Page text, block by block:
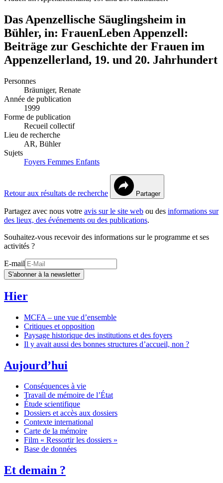
Das Apenzellische Säuglingsheim in
Bühler, in: FrauenLeben Appenzell:
Beiträge zur Geschichte der Frauen im
Appenzellerland, 19. und 20. Jahrhundert
Personnes
Bräuniger, Renate
Année de publication
1999
Forme de publication
Recueil collectif
Lieu de recherche
AR, Bühler
Sujets
Foyers Femmes Enfants
Retour aux résultats de recherche Partager
Partagez avec nous votre avis sur le site web ou des informations sur
des lieux, des événements ou des publications.
Souhaitez-vous recevoir des informations sur le programme et ses
activités ?
E-mail
S'abonner à la newsletter
Hier
MCFA – une vue d’ensemble
Critiques et opposition
Paysage historique des institutions et des foyers
Il y avait aussi des bonnes structures d’accueil, non ?
Aujourd’hui
Conséquences à vie
Travail de mémoire de l’État
Étude scientifique
Dossiers et accès aux dossiers
Contexte international
Carte de la mémoire
Film « Ressortir les dossiers »
Base de données
Et demain ?